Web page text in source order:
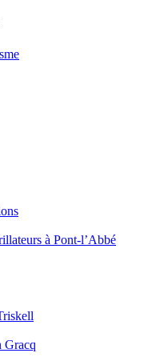
à Pont-l’Abbé
Gracq